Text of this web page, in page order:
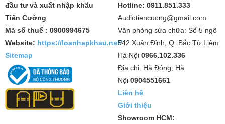
đầu tư và xuất nhập khẩu
Tiến Cường
Mã số thuế : 0900994675
Website: https://loanhapkhau.net/
Sitemap
Hotline: 0911.851.333
Audiotiencuong@gmail.com
Văn phòng sửa chữa: Số 5 ngõ
542 Xuân Đỉnh, Q. Bắc Từ Liêm
Hà Nội 0966.102.336
Địa chỉ: Hà Đông, Hà
Nội 0904551661
Liên hệ
Giới thiệu
Showroom HCM: